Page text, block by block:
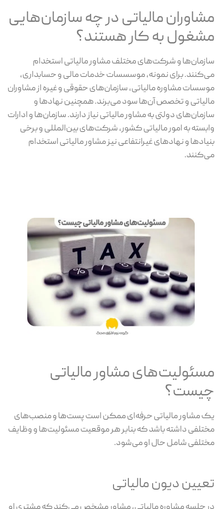
مشاوران مالیاتی در چه سازمان‌هایی
مشغول به کار هستند؟
سازمان‌ها و شرکت‌های مختلف مشاور مالیاتی استخدام
می‌کنند. برای نمونه، موسسسات خدمات مالی و حسابداری،
موسسات مشاوره مالیاتی، سازمان‌های حقوقی و غیره از مشاوران
مالیاتی و تخصص آن‌ها سود می‌برند. همچنین نهادها و
سازمان‌های دولتی به مشاور مالیاتی نیاز دارند. سازمان‌ها و ادارات
وابسته به امور مالیاتی کشور، شرکت‌های بین‌المللی و برخی
بنیادها و نهادهای غیرانتفاعی نیز مشاور مالیاتی استخدام
می‌کنند.
مسئولیت‌های مشاور مالیاتی
چیست؟
یک مشاور مالیاتی حرفه‌ای ممکن است پست‌ها و منصب‌های
مختلفی داشته باشد که بنابر هر موقعیت مسئولیت‌ها و وظایف
مختلفی شامل حال او می‌شود.
تعیین دیون مالیاتی